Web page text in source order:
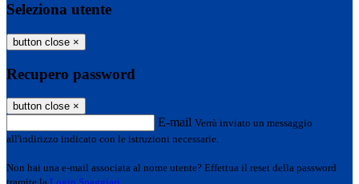
Seleziona utente
button close ×
Recupero password
button close ×
E-mail Verrà inviato un messaggio
all'indirizzo indicato con le istruzioni necessarie.
Non hai una e-mail associata al nome utente? Effettua il reset della password